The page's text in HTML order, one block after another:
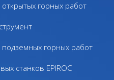
горных работ
горных работ
станков EPIROC